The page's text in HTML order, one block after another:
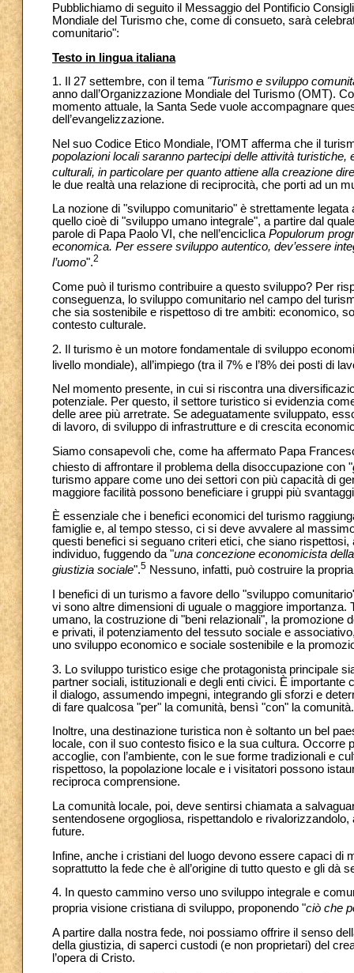
Pubblichiamo di seguito il Messaggio del Pontificio
Mondiale del Turismo che, come di consueto, sarà
comunitario":
Testo in lingua italiana
1. Il 27 settembre, con il tema "Turismo e sviluppo
anno dall’Organizzazione Mondiale del Turismo (OMT).
momento attuale, la Santa Sede vuole accompagnare
dell’evangelizzazione.
Nel suo Codice Etico Mondiale, l’OMT afferma che il
popolazioni locali saranno partecipi delle attività
culturali, in particolare per quanto attiene alla creazione
le due realtà una relazione di reciprocità, che porti ad un
La nozione di "sviluppo comunitario" è strettamente
quello cioè di "sviluppo umano integrale", a partire dal
parole di Papa Paolo VI, che nell’enciclicaPopulorum
economica. Per essere sviluppo autentico, dev’essere
l’uomo".2
Come può il turismo contribuire a questo sviluppo? Per
conseguenza, lo sviluppo comunitario nel campo del
che sia sostenibile e rispettoso di tre ambiti: economico,
contesto culturale.
2. Il turismo è un motore fondamentale di sviluppo
livello mondiale), all’impiego (tra il 7% e l’8% dei posti di
Nel momento presente, in cui si riscontra una
potenziale. Per questo, il settore turistico si evidenzia
delle aree più arretrate. Se adeguatamente sviluppato,
di lavoro, di sviluppo di infrastrutture e di crescita
Siamo consapevoli che, come ha affermato Papa
chiesto di affrontare il problema della disoccupazione con "
turismo appare come uno dei settori con più capacità di
maggiore facilità possono beneficiare i gruppi più
È essenziale che i benefici economici del turismo
famiglie e, al tempo stesso, ci si deve avvalere al
questi benefici si seguano criteri etici, che siano
individuo, fuggendo da "una concezione economicista
giustizia sociale".5 Nessuno, infatti, può costruire la
I benefici di un turismo a favore dello "sviluppo
vi sono altre dimensioni di uguale o maggiore importanza.
umano, la costruzione di "beni relazionali", la promozione
e privati, il potenziamento del tessuto sociale e
uno sviluppo economico e sociale sostenibile e la
3. Lo sviluppo turistico esige che protagonista principale
partner sociali, istituzionali e degli enti civici. È
il dialogo, assumendo impegni, integrando gli sforzi e
di fare qualcosa "per" la comunità, bensì "con" la comunità.
Inoltre, una destinazione turistica non è soltanto un bel
locale, con il suo contesto fisico e la sua cultura.
accoglie, con l’ambiente, con le sue forme tradizionali e
rispettoso, la popolazione locale e i visitatori possono
reciproca comprensione.
La comunità locale, poi, deve sentirsi chiamata a
sentendosene orgogliosa, rispettandolo e
future.
Infine, anche i cristiani del luogo devono essere capaci di
soprattutto la fede che è all’origine di tutto questo e gli dà
4. In questo cammino verso uno sviluppo integrale e
propria visione cristiana di sviluppo, proponendo "ciò che
A partire dalla nostra fede, noi possiamo offrire il senso
della giustizia, di saperci custodi (e non proprietari) del
l’opera di Cristo.